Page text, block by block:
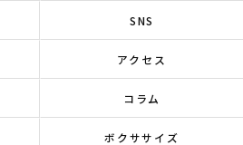
SNS
アクセス
コラム
ボクササイズ